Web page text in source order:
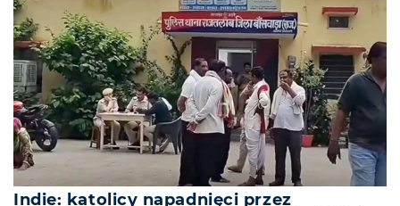
Indie: katolicy napadnięci przez